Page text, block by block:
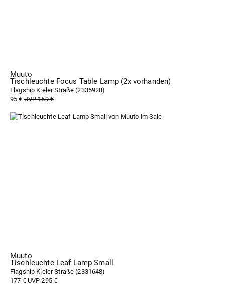
Muuto
Tischleuchte Focus Table Lamp (2x vorhanden)
Flagship Kieler Straße (2335928)
95 €UVP 159 €
Muuto
Tischleuchte Leaf Lamp Small
Flagship Kieler Straße (2331648)
177 €UVP 295 €